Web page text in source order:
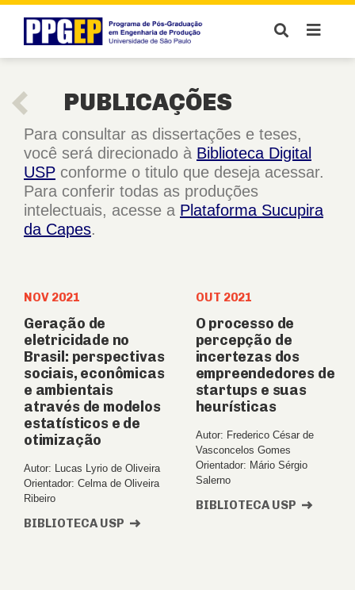
PUBLICAÇÕES
Para consultar as dissertações e teses,
você será direcionado à Biblioteca Digital
USP conforme o titulo que deseja acessar.
Para conferir todas as produções
intelectuais, acesse a Plataforma Sucupira
da Capes.
NOV 2021
Geração de
eletricidade no
Brasil: perspectivas
sociais, econômicas
e ambientais
através de modelos
estatísticos e de
otimização
Autor: Lucas Lyrio de Oliveira
Orientador: Celma de Oliveira
Ribeiro
BIBLIOTECA USP
OUT 2021
O processo de
percepção de
incertezas dos
empreendedores de
startups e suas
heurísticas
Autor: Frederico César de
Vasconcelos Gomes
Orientador: Mário Sérgio
Salerno
BIBLIOTECA USP